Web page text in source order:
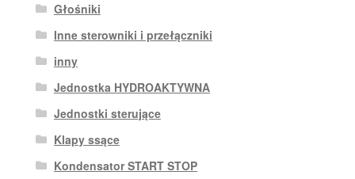
Głośniki
Inne sterowniki i przełączniki
inny
Jednostka HYDROAKTYWNA
Jednostki sterujące
Klapy ssące
Kondensator START STOP